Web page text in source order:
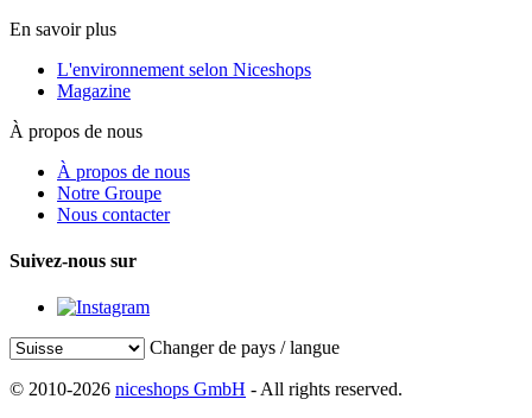
En savoir plus
L'environnement selon Niceshops
Magazine
À propos de nous
À propos de nous
Notre Groupe
Nous contacter
Suivez-nous sur
Changer de pays / langue
© 2010-2026 niceshops GmbH - All rights reserved.